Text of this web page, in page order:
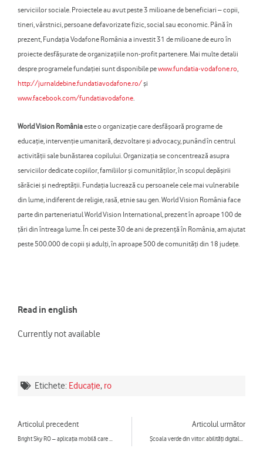
serviciilor sociale. Proiectele au avut peste 3 milioane de beneficiari – copii,
tineri, vârstnici, persoane defavorizate fizic, social sau economic. Până în
prezent, Fundaţia Vodafone România a investit 31 de milioane de euro în
proiecte desfășurate de organizațiile non-profit partenere. Mai multe detalii
despre programele fundației sunt disponibile pewww.fundatia-vodafone.ro
http://jurnaldebine.fundatiavodafone.ro/și
www.facebook.com/fundatiavodafone
World Vision Româniaeste o organizaţie care desfăşoară programe de
educaţie, intervenţie umanitară, dezvoltare şi advocacy, punând în centrul
activităţii sale bunăstarea copilului. Organizaţia se concentrează asupra
serviciilor dedicate copiilor, familiilor şi comunităţilor, în scopul depăşirii
sărăciei şi nedreptăţii. Fundaţia lucrează cu persoanele cele mai vulnerabile
din lume, indiferent de religie, rasă, etnie sau gen. World Vision România face
parte din parteneriatul World Vision International, prezent în aproape 100 de
ţări din întreaga lume. În cei peste 30 de ani de prezenţă în România, am ajutat
peste 500.000 de copii şi adulţi, în aproape 500 de comunităţi din 18 judeţe.
Read in english
Currently not available
Etichete: Educație, ro
Articolul precedent
Bright Sky RO – aplicația mobilă care sprijină victimele violenței domestice, folosită de aproape 32.000 de ori din momentul lansării până în prezent
Articolul următor
Școala verde din viitor: abilități digitale și educație despre mediu pentru 562 de copii din cluburile CODE Kids